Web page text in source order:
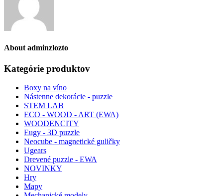
About adminzlozto
Kategórie produktov
Boxy na víno
Nástenne dekorácie - puzzle
STEM LAB
ECO - WOOD - ART (EWA)
WOODENCITY
Eugy - 3D puzzle
Neocube - magnetické guličky
Ugears
Drevené puzzle - EWA
NOVINKY
Hry
Mapy